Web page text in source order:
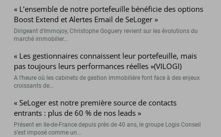
« L’ensemble de notre portefeuille bénéficie des options
Boost Extend et Alertes Email de SeLoger »
Dirigeant d’Immojoy, Christophe Goguery revient sur les évolutions du
marché immobilier...
« Les gestionnaires connaissent leur portefeuille, mais
pas toujours leurs performances réelles »(VILOGI)
A l’heure où les cabinets de gestion immobilière font face à des enjeux
croissants de...
« SeLoger est notre première source de contacts
entrants : plus de 60 % de nos leads »
Présent en Ile-de-France depuis près de 40 ans, le groupe Logis Conseil
s’est imposé comme un...